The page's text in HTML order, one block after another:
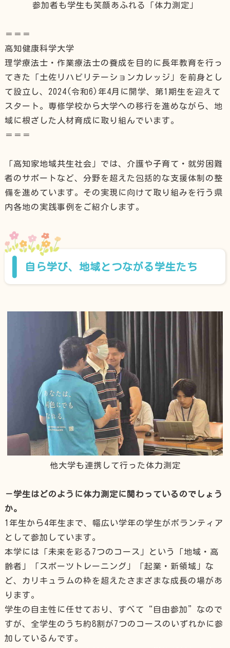
参加者も学生も笑顔あふれる「体力測定」
＝＝＝
高知健康科学大学
理学療法士・作業療法士の養成を目的に長年教育を行っ
てきた「土佐リハビリテーションカレッジ」を前身とし
て設立し、2024(令和6)年4月に開学、第1期生を迎えて
スタート。専修学校から大学への移行を進めながら、地
域に根ざした人材育成に取り組んでいます。
＝＝＝
「高知家地域共生社会」では、介護や子育て・就労困難
者のサポートなど、分野を超えた包括的な支援体制の整
備を進めています。その実現に向けて取り組みを行う県
内各地の実践事例をご紹介します。
自ら学び、地域とつながる学生たち
他大学も連携して行った体力測定
－学生はどのように体力測定に関わっているのでしょう
か。
1年生から4年生まで、幅広い学年の学生がボランティア
として参加しています。
本学には「未来を彩る7つのコース」という「地域・高
齢者」「スポーツトレーニング」「起業・新領域」な
ど、カリキュラムの枠を超えたさまざまな成長の場があ
ります。
学生の自主性に任せており、すべて“自由参加”なので
すが、全学生のうち約8割が7つのコースのいずれかに参
加しているんです。